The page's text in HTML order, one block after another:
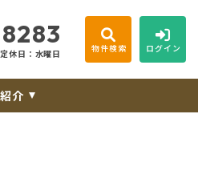
定休日：水曜日 物件検索 ログイン
介